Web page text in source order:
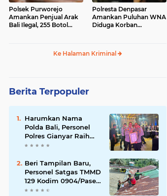
Polsek Purworejo
Amankan Penjual Arak
Bali Ilegal, 255 Botol
Polresta Denpasar
Amankan Puluhan WNA
Diduga Korban
Ke Halaman Kriminal
Berita Terpopuler
Harumkan Nama
Polda Bali, Personel
Polres Gianyar Raih
Penghargaan
Beri Tampilan Baru,
Personel Satgas TMMD
129 Kodim 0904/Paser
Cat Atap Rumah